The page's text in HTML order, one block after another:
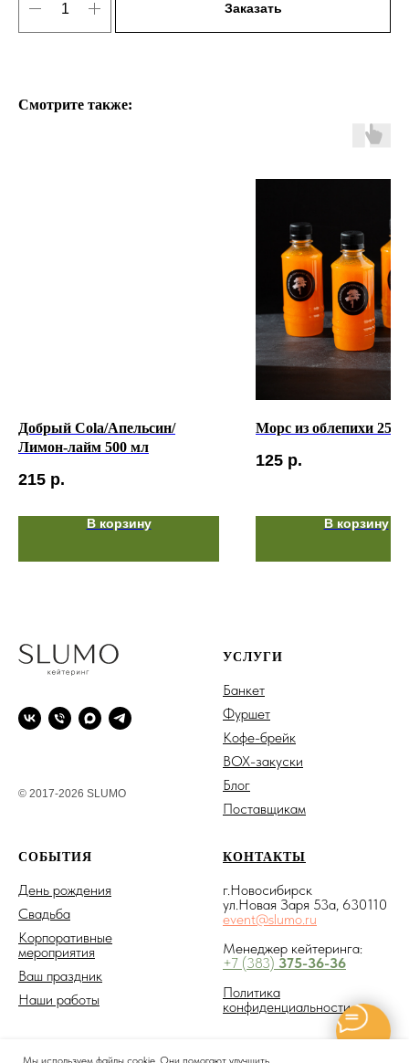
Заказать
Смотрите также:
Добрый Cola/Апельсин/
Лимон-лайм 500 мл
215 р.
В корзину
Морс из облепихи 250
125 р.
В корзину
Мы используем файлы cookie. Они помогают улучшить
© 2017-2026 SLUMO
УСЛУГИ
Банкет
Фуршет
Кофе-брейк
BOX-закуски
Блог
Поставщикам
СОБЫТИЯ
День рождения
Свадьба
Корпоративные
мероприятия
Ваш праздник
Наши работы
КОНТАКТЫ
г.Новосибирск
ул.Новая Заря 53а, 630110
event@slumo.ru
Менеджер кейтеринга:
+7 (383) 375-36-36
Политика
конфиденциальности